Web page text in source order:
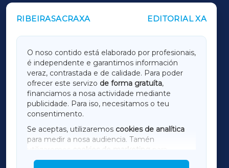
RIBEIRASACRAXA EDITORIAL XA
O noso contido está elaborado por profesionais,
é independente e garantimos información
veraz, contrastada e de calidade. Para poder
ofrecer este servizo de forma gratuíta,
financiamos a nosa actividade mediante
publicidade. Para iso, necesitamos o teu
consentimento.
Se aceptas, utilizaremos cookies de analítica
para medir a nosa audiencia. Tamén
utilizaremos
cookies de marketing
mostrar publicidade de terceiros.
OUTROS PERIÓDICOS
LUGOXA
TERRACHAXA
AMARIÑAXA